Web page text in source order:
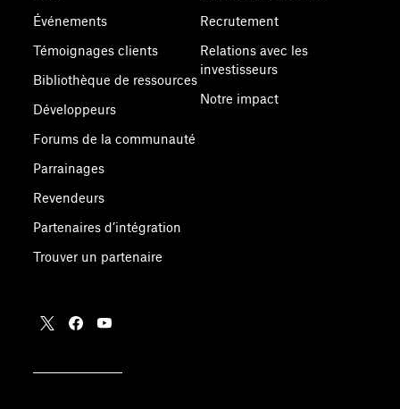
Événements
Témoignages clients
Bibliothèque de ressources
Développeurs
Forums de la communauté
Parrainages
Revendeurs
Partenaires d’intégration
Trouver un partenaire
Recrutement
Relations avec les
investisseurs
Notre impact